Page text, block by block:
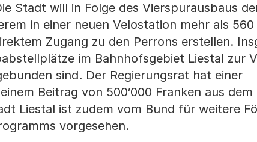
Stadt will in Folge des Vierspurausbaus
in einer neuen Velostation mehr als 560
Zugang zu den Perrons erstellen.
im Bahnhofsgebiet Liestal zur
sind. Der Regierungsrat hat einer
Beitrag von 500‘000 Franken aus dem
Liestal ist zudem vom Bund für weitere
vorgesehen.